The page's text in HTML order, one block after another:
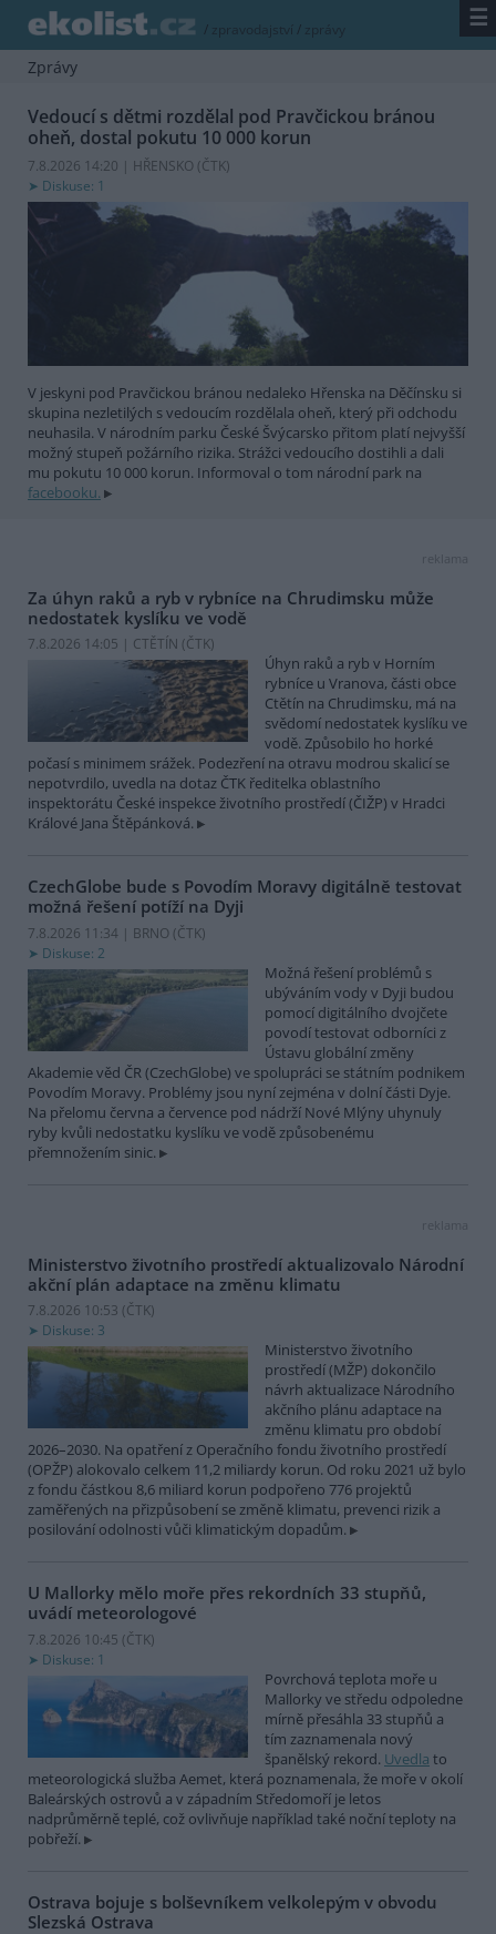
/ zpravodajství / zprávy ☰
Zprávy
Vedoucí s dětmi rozdělal pod Pravčickou bránou
oheň, dostal pokutu 10 000 korun
7.8.2026 14:20 | HŘENSKO (ČTK)
Diskuse: 1
V jeskyni pod Pravčickou bránou nedaleko Hřenska na Děčínsku si
skupina nezletilých s vedoucím rozdělala oheň, který při odchodu
neuhasila. V národním parku České Švýcarsko přitom platí nejvyšší
možný stupeň požárního rizika. Strážci vedoucího dostihli a dali
mu pokutu 10 000 korun. Informoval o tom národní park na
facebooku.
reklama
Za úhyn raků a ryb v rybníce na Chrudimsku může
nedostatek kyslíku ve vodě
7.8.2026 14:05 | CTĚTÍN (ČTK)
Úhyn raků a ryb v Horním
rybníce u Vranova, části obce
Ctětín na Chrudimsku, má na
svědomí nedostatek kyslíku ve
vodě. Způsobilo ho horké
počasí s minimem srážek. Podezření na otravu modrou skalicí se
nepotvrdilo, uvedla na dotaz ČTK ředitelka oblastního
inspektorátu České inspekce životního prostředí (ČIŽP) v Hradci
Králové Jana Štěpánková.
CzechGlobe bude s Povodím Moravy digitálně testovat
možná řešení potíží na Dyji
7.8.2026 11:34 | BRNO (ČTK)
Diskuse: 2
Možná řešení problémů s
ubýváním vody v Dyji budou
pomocí digitálního dvojčete
povodí testovat odborníci z
Ústavu globální změny
Akademie věd ČR (CzechGlobe) ve spolupráci se státním podnikem
Povodím Moravy. Problémy jsou nyní zejména v dolní části Dyje.
Na přelomu června a července pod nádrží Nové Mlýny uhynuly
ryby kvůli nedostatku kyslíku ve vodě způsobenému
přemnožením sinic.
reklama
Ministerstvo životního prostředí aktualizovalo Národní
akční plán adaptace na změnu klimatu
7.8.2026 10:53 (ČTK)
Diskuse: 3
Ministerstvo životního
prostředí (MŽP) dokončilo
návrh aktualizace Národního
akčního plánu adaptace na
změnu klimatu pro období
2026–2030. Na opatření z Operačního fondu životního prostředí
(OPŽP) alokovalo celkem 11,2 miliardy korun. Od roku 2021 už bylo
z fondu částkou 8,6 miliard korun podpořeno 776 projektů
zaměřených na přizpůsobení se změně klimatu, prevenci rizik a
posilování odolnosti vůči klimatickým dopadům.
U Mallorky mělo moře přes rekordních 33 stupňů,
uvádí meteorologové
7.8.2026 10:45 (ČTK)
Diskuse: 1
Povrchová teplota moře u
Mallorky ve středu odpoledne
mírně přesáhla 33 stupňů a
tím zaznamenala nový
španělský rekord. Uvedla to
meteorologická služba Aemet, která poznamenala, že moře v okolí
Baleárských ostrovů a v západním Středomoří je letos
nadprůměrně teplé, což ovlivňuje například také noční teploty na
pobřeží.
Ostrava bojuje s bolševníkem velkolepým v obvodu
Slezská Ostrava